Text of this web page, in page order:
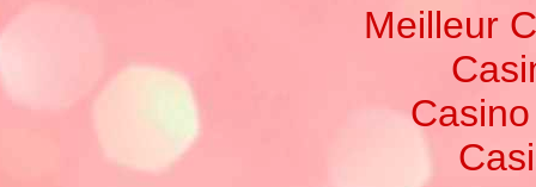
Meilleur